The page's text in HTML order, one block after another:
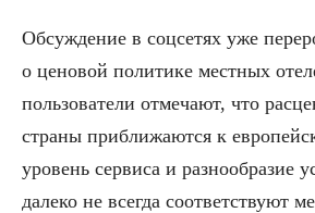
Обсуждение в соцсетях уже
о ценовой политике местных
пользователи отмечают, что
страны приближаются к
уровень сервиса и разнообразие
далеко не всегда соответствуют